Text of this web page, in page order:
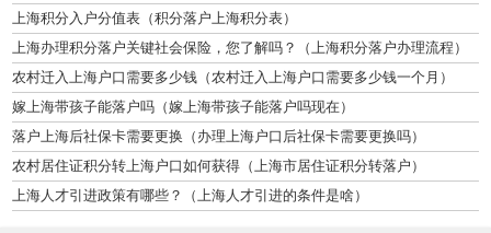
上海积分入户分值表（积分落户上海积分表）
上海办理积分落户关键社会保险，您了解吗？（上海积分落户办理流程）
农村迁入上海户口需要多少钱（农村迁入上海户口需要多少钱一个月）
嫁上海带孩子能落户吗（嫁上海带孩子能落户吗现在）
落户上海后社保卡需要更换（办理上海户口后社保卡需要更换吗）
农村居住证积分转上海户口如何获得（上海市居住证积分转落户）
上海人才引进政策有哪些？（上海人才引进的条件是啥）